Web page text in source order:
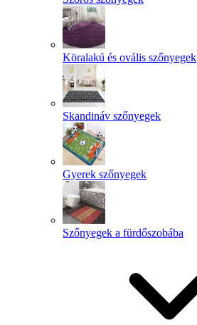
Köralakú és ovális szőnyegek
Skandináv szőnyegek
Gyerek szőnyegek
Szőnyegek a fürdőszobába